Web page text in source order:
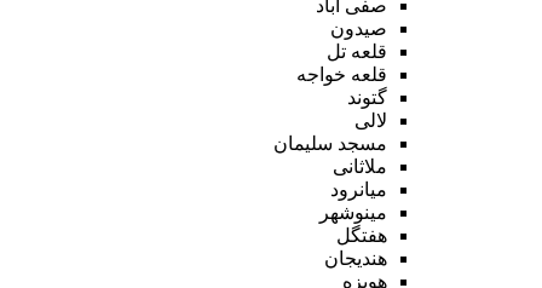
صفی آباد
صیدون
قلعه تل
قلعه خواجه
گتوند
لالی
مسجد سلیمان
ملاثانی
میانرود
مینوشهر
هفتگل
هندیجان
هویزه